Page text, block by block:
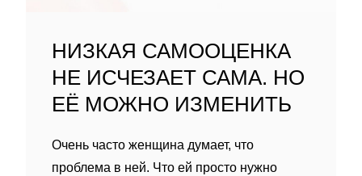
НИЗКАЯ САМООЦЕНКА
НЕ ИСЧЕЗАЕТ САМА. НО
ЕЁ МОЖНО ИЗМЕНИТЬ
Очень часто женщина думает, что
проблема в ней. Что ей просто нужно